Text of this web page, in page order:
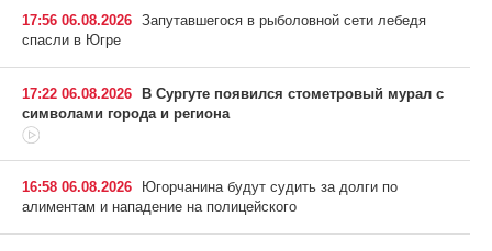
17:56 06.08.2026 Запутавшегося в рыболовной сети лебедя
спасли в Югре
17:22 06.08.2026
В Сургуте появился стометровый мурал с
символами города и региона
16:58 06.08.2026
Югорчанина будут судить за долги по
алиментам и нападение на полицейского